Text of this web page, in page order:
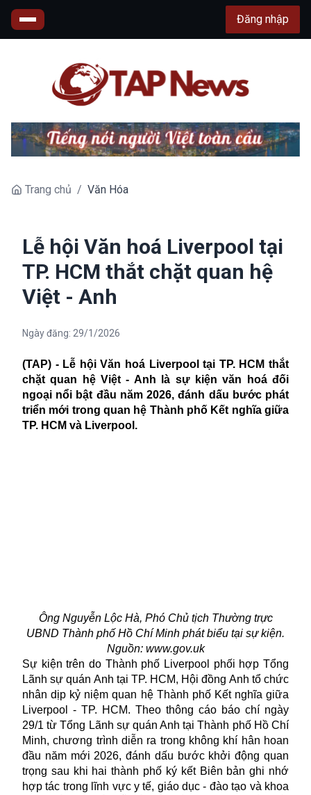
Đăng nhập
Trang chủ / Văn Hóa
Lễ hội Văn hoá Liverpool tại
TP. HCM thắt chặt quan hệ
Việt - Anh
Ngày đăng: 29/1/2026
(TAP) - Lễ hội Văn hoá Liverpool tại TP. HCM thắt
chặt quan hệ Việt - Anh là sự kiện văn hoá đối
ngoại nổi bật đầu năm 2026, đánh dấu bước phát
triển mới trong quan hệ Thành phố Kết nghĩa giữa
TP. HCM và Liverpool.
Ông Nguyễn Lộc Hà, Phó Chủ tịch Thường trực
UBND Thành phố Hồ Chí Minh phát biểu tại sự kiện.
Nguồn: www.gov.uk
Sự kiện trên do Thành phố Liverpool phối hợp Tổng
Lãnh sự quán Anh tại TP. HCM, Hội đồng Anh tổ chức
nhân dịp kỷ niệm quan hệ Thành phố Kết nghĩa giữa
Liverpool - TP. HCM. Theo thông cáo báo chí ngày
29/1 từ Tổng Lãnh sự quán Anh tại Thành phố Hồ Chí
Minh, chương trình diễn ra trong không khí hân hoan
đầu năm mới 2026, đánh dấu bước khởi động quan
trọng sau khi hai thành phố ký kết Biên bản ghi nhớ
hợp tác trong lĩnh vực y tế, giáo dục - đào tạo và khoa